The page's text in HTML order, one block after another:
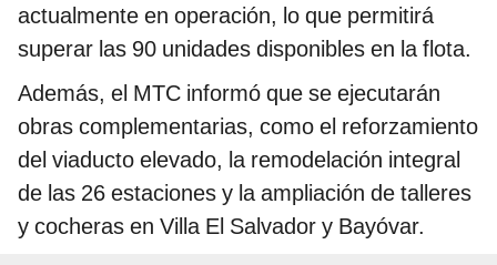
actualmente en operación, lo que permitirá
superar las 90 unidades disponibles en la flota.
Además, el MTC informó que se ejecutarán
obras complementarias, como el reforzamiento
del viaducto elevado, la remodelación integral
de las 26 estaciones y la ampliación de talleres
y cocheras en Villa El Salvador y Bayóvar.